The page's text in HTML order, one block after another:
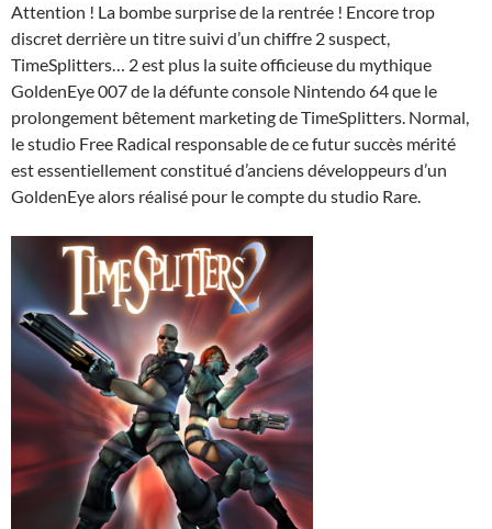
Attention ! La bombe surprise de la rentrée ! Encore trop
discret derrière un titre suivi d’un chiffre 2 suspect,
TimeSplitters… 2 est plus la suite officieuse du mythique
GoldenEye 007 de la défunte console Nintendo 64 que le
prolongement bêtement marketing de TimeSplitters. Normal,
le studio Free Radical responsable de ce futur succès mérité
est essentiellement constitué d’anciens développeurs d’un
GoldenEye alors réalisé pour le compte du studio Rare.